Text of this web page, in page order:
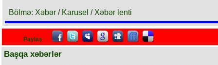
Bölmə: Xəbər / Karusel / Xəbər lenti
Paylaş
Başqa xəbərlər